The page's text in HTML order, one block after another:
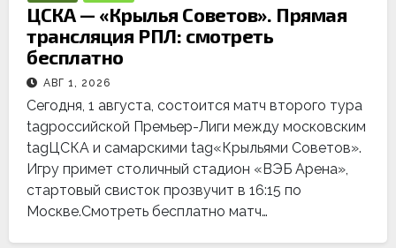
ЦСКА — «Крылья Советов». Прямая
трансляция РПЛ: смотреть
бесплатно
АВГ 1, 2026
Сегодня, 1 августа, состоится матч второго тура
tagроссийской Премьер-Лиги между московским
tagЦСКА и самарскими tag«Крыльями Советов».
Игру примет столичный стадион «ВЭБ Арена»,
стартовый свисток прозвучит в 16:15 по
Москве.Смотреть бесплатно матч…